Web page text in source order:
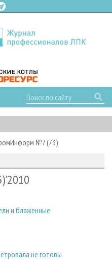
№7 (73)
и блаженные
не готовы